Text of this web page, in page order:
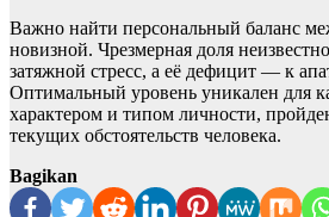
Важно найти персональный баланс
новизной. Чрезмерная доля
затяжной стресс, а её дефицит — к
Оптимальный уровень уникален для
характером и типом личности,
текущих обстоятельств человека.
Bagikan